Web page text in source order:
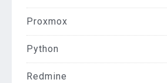
Proxmox
Python
Redmine